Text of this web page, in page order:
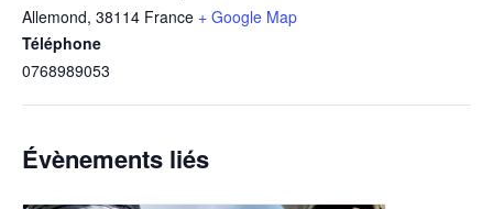
Allemond, 38114 France + Google Map
Téléphone
0768989053
Évènements liés